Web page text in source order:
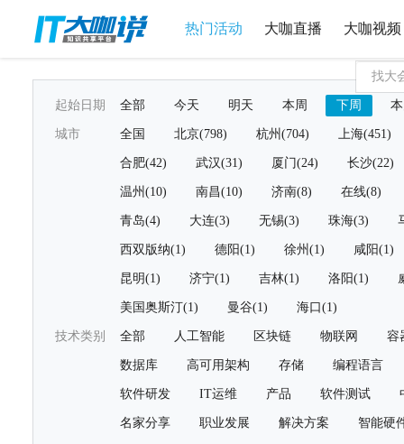
热门活动 大咖直播 大咖视频
起始日期 全部 今天 明天 本周 下周
城市 全国 北京(798) 杭州(704) 上海(451)
合肥(42) 武汉(31) 厦门(24) 长沙(22)
温州(10) 南昌(10) 济南(8) 在线(8)
青岛(4) 大连(3) 无锡(3) 珠海(3)
西双版纳(1) 德阳(1) 徐州(1) 咸阳(1)
昆明(1) 济宁(1) 吉林(1) 洛阳(1)
美国奥斯汀(1) 曼谷(1) 海口(1)
技术类别 全部 人工智能 区块链 物联网 容
数据库 高可用架构 存储 编程语言
软件研发 IT运维 产品 软件测试
名家分享 职业发展 解决方案 智能硬